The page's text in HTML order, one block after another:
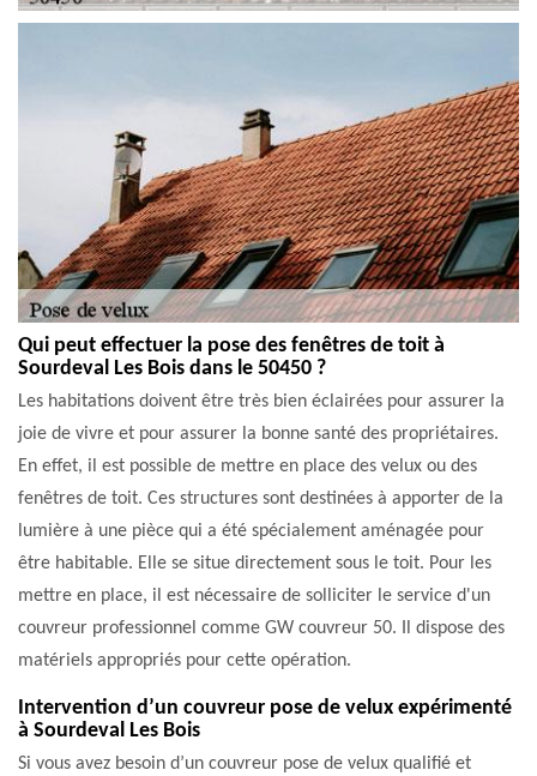
Qui peut effectuer la pose des fenêtres de toit à
Sourdeval Les Bois dans le 50450 ?
Les habitations doivent être très bien éclairées pour assurer la
joie de vivre et pour assurer la bonne santé des propriétaires.
En effet, il est possible de mettre en place des velux ou des
fenêtres de toit. Ces structures sont destinées à apporter de la
lumière à une pièce qui a été spécialement aménagée pour
être habitable. Elle se situe directement sous le toit. Pour les
mettre en place, il est nécessaire de solliciter le service d'un
couvreur professionnel comme GW couvreur 50. Il dispose des
matériels appropriés pour cette opération.
Intervention d’un couvreur pose de velux expérimenté
à Sourdeval Les Bois
Si vous avez besoin d’un couvreur pose de velux qualifié et